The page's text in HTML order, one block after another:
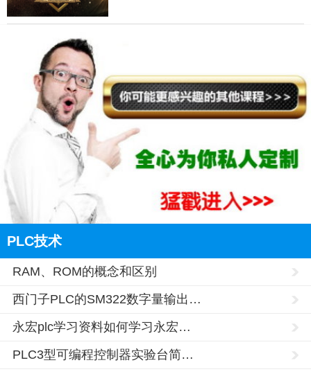
PLC技术
RAM、ROM的概念和区别
西门子PLC的SM322数字量输出…
永宏plc学习资料如何学习永宏…
PLC3型可编程控制器实验台简…